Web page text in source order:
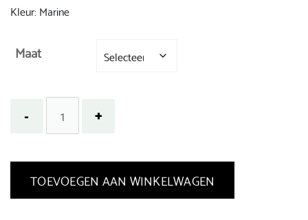
Kleur: Marine
Maat
TOEVOEGEN AAN WINKELWAGEN